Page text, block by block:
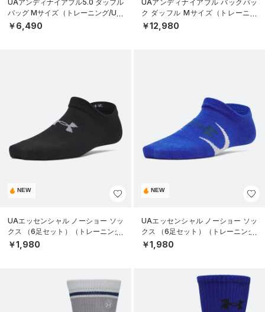
UAアンディナイアブル5.0 ダッフル
バッグ Mサイズ（トレーニング/UNI
SEX）
￥6,490
UAアンディナイアブル バックパッ
ク ダッフル Mサイズ（トレーニン
グ/UNISEX）
￥12,980
NEW
UAエッセンシャル ノーショー ソッ
クス （6足セット）（トレーニング/
KIDS）
￥1,980
NEW
UAエッセンシャル ノーショー ソッ
クス （6足セット）（トレーニング/
KIDS）
￥1,980